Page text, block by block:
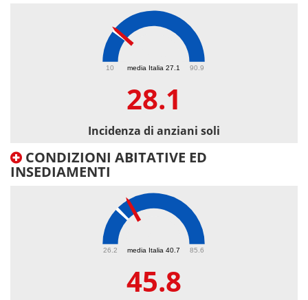
media Italia 27.1
10 90.9
28.1
Incidenza di anziani soli
CONDIZIONI ABITATIVE ED
INSEDIAMENTI
media Italia 40.7
26.2 85.6
45.8